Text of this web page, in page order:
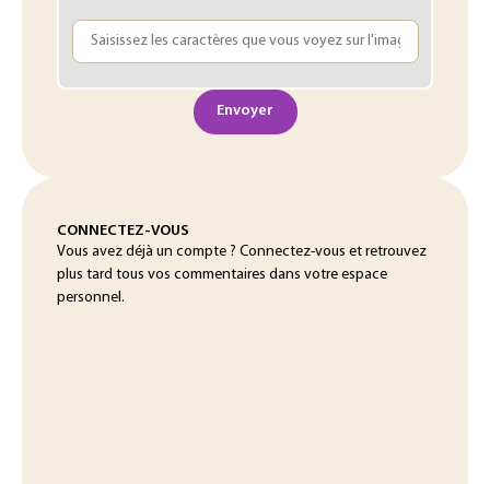
Envoyer
CONNECTEZ-VOUS
Vous avez déjà un compte ? Connectez-vous et retrouvez
plus tard tous vos commentaires dans votre espace
personnel.